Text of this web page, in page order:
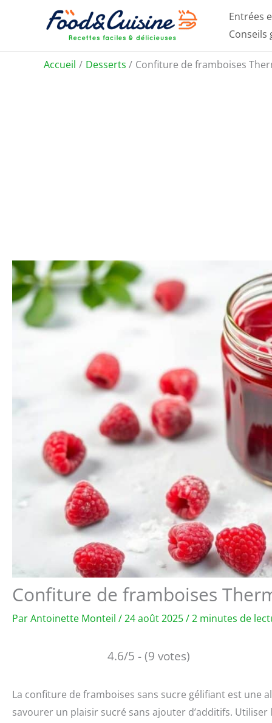
Entrées
Conseils
Accueil Desserts Confiture de framboises
Confiture de framboises
ParAntoinette Monteil /24 août 2025/2 minutes de
4.6/5 - (9 votes)
La confiture de framboises sans sucre gélifiant est
savourer un plaisir sucré sans ajouter d’additifs.